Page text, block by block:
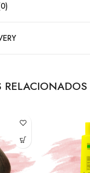
RELACIONADOS